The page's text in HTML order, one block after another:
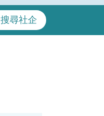
搜尋社企